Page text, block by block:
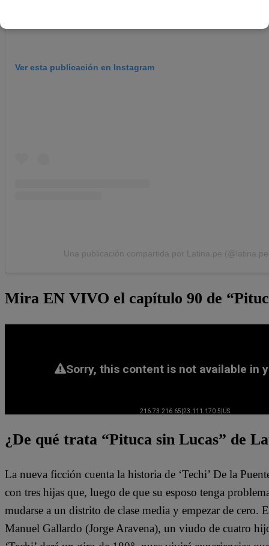
Ver esta publicación en Instagram
Una publicación compartida por Latina.pe
Mira EN VIVO el capítulo 90 de
¿De qué trata “Pituca sin Lucas” de
La nueva ficción cuenta la historia de ‘Techi’ De la
con tres hijas que, luego de que su esposo tenga
mudarse a un distrito de clase media y empezar de cero.
Manuel Gallardo (Jorge Aravena), un viudo de cuatro